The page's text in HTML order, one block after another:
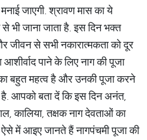
जाएगी. श्रावण मास का ये
भी जाना जाता है. इस दिन भक्त
जीवन से सभी नकारात्मकता को दूर
पाने के लिए नाग की पूजा
बहुत महत्व है और उनकी पूजा करने
है. आपको बता दें कि इस दिन अनंत,
कालिया, तक्षक नाग देवताओं का
में आइए जानते हैं नागपंचमी पूजा की